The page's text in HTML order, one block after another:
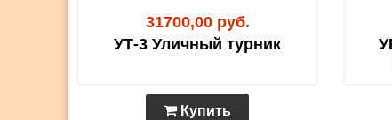
31700,00 руб.
УТ-3 Уличный турник
Купить